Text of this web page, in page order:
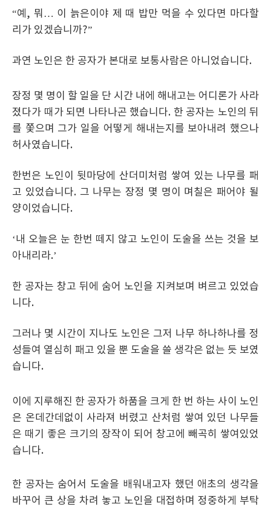
“예, 뭐… 이 늙은이야 제 때 밥만 먹을 수 있다면 마다할
리가 있겠습니까?”
과연 노인은 한 공자가 본대로 보통사람은 아니었습니다.
장정 몇 명이 할 일을 단 시간 내에 해내고는 어디론가 사라
졌다가 때가 되면 나타나곤 했습니다. 한 공자는 노인의 뒤
를 쫓으며 그가 일을 어떻게 해내는지를 보아내려 했으나
허사였습니다.
한번은 노인이 뒷마당에 산더미처럼 쌓여 있는 나무를 패
고 있었습니다. 그 나무는 장정 몇 명이 며칠은 패어야 될
양이었습니다.
‘내 오늘은 눈 한번 떼지 않고 노인이 도술을 쓰는 것을 보
아내리라.’
한 공자는 창고 뒤에 숨어 노인을 지켜보며 벼르고 있었습
니다.
그러나 몇 시간이 지나도 노인은 그저 나무 하나하나를 정
성들여 열심히 패고 있을 뿐 도술을 쓸 생각은 없는 듯 보였
습니다.
이에 지루해진 한 공자가 하품을 크게 한 번 하는 사이 노인
은 온데간데없이 사라져 버렸고 산처럼 쌓여 있던 나무들
은 때기 좋은 크기의 장작이 되어 창고에 빼곡히 쌓여있었
습니다.
한 공자는 숨어서 도술을 배워내고자 했던 애초의 생각을
바꾸어 큰 상을 차려 놓고 노인을 대접하며 정중하게 부탁